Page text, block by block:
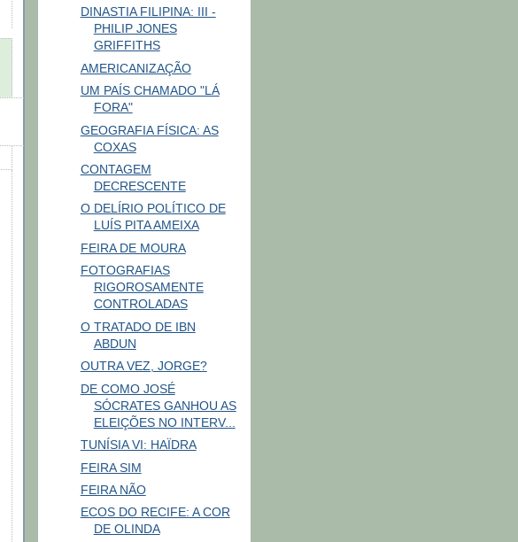
DINASTIA FILIPINA: III -
PHILIP JONES
GRIFFITHS
AMERICANIZAÇÃO
UM PAÍS CHAMADO "LÁ
FORA"
GEOGRAFIA FÍSICA: AS
COXAS
CONTAGEM
DECRESCENTE
O DELÍRIO POLÍTICO DE
LUÍS PITA AMEIXA
FEIRA DE MOURA
FOTOGRAFIAS
RIGOROSAMENTE
CONTROLADAS
O TRATADO DE IBN
ABDUN
OUTRA VEZ, JORGE?
DE COMO JOSÉ
SÓCRATES GANHOU AS
ELEIÇÕES NO INTERV...
TUNÍSIA VI: HAÏDRA
FEIRA SIM
FEIRA NÃO
ECOS DO RECIFE: A COR
DE OLINDA